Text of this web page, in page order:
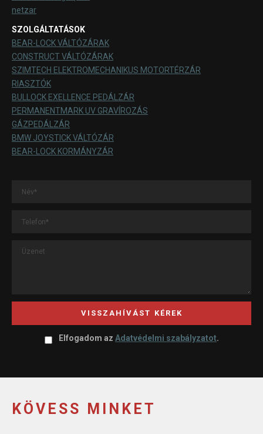
netzar
SZOLGÁLTATÁSOK
BEAR-LOCK VÁLTÓZÁRAK
CONSTRUCT VÁLTÓZÁRAK
SZIMTECH ELEKTROMECHANIKUS MOTORTÉRZÁR
RIASZTÓK
BULLOCK EXELLENCE PEDÁLZÁR
PERMANENTMARK UV GRAVÍROZÁS
GÁZPEDÁLZÁR
BMW JOYSTICK VÁLTÓZÁR
BEAR-LOCK KORMÁNYZÁR
VISSZAHÍVÁST KÉREK
Elfogadom az Adatvédelmi szabályzatot.
KÖVESS MINKET